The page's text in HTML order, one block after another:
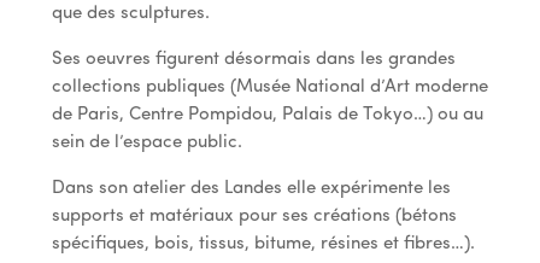
que des sculptures.
Ses oeuvres figurent désormais dans les grandes
collections publiques (Musée National d’Art moderne
de Paris, Centre Pompidou, Palais de Tokyo…) ou au
sein de l’espace public.
Dans son atelier des Landes elle expérimente les
supports et matériaux pour ses créations (bétons
spécifiques, bois, tissus, bitume, résines et fibres…).